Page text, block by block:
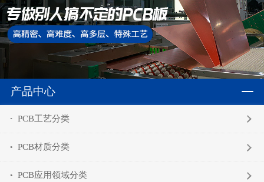
产品中心
PCB工艺分类
PCB材质分类
PCB应用领域分类